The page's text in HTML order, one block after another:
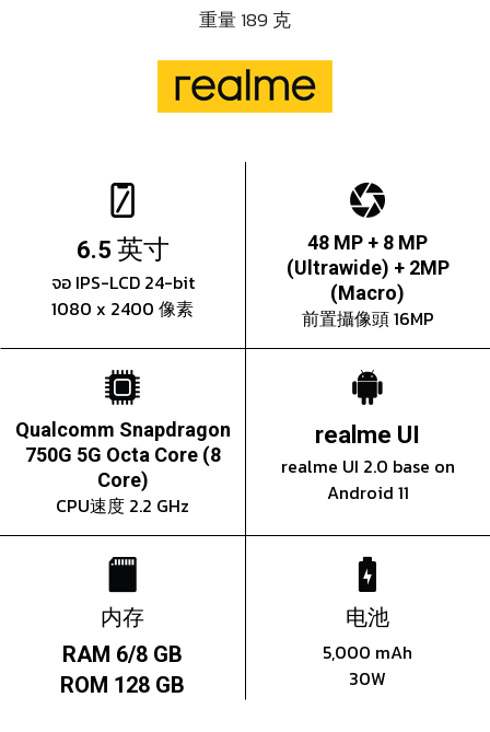
重量 189 克
6.5 英寸
จอ IPS-LCD 24-bit
1080 x 2400 像素
48 MP + 8 MP
(Ultrawide) + 2MP
(Macro)
前置攝像頭 16MP
Qualcomm Snapdragon
750G 5G Octa Core (8
Core)
CPU速度 2.2 GHz
realme UI
realme UI 2.0 base on
Android 11
内存
RAM 6/8 GB
ROM 128 GB
电池
5,000 mAh
30W